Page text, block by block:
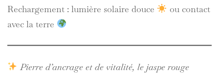
Rechargement : lumière solaire douce
ou contact
avec la terre
Pierre d’ancrage et de vitalité, le jaspe rouge